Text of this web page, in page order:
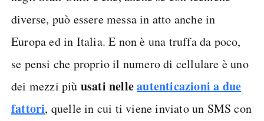
diverse, può essere messa in atto anche in
Europa ed in Italia. E non è una truffa da poco,
se pensi che proprio il numero di cellulare è uno
dei mezzi più usati nelleautenticazioni a due
fattori, quelle in cui ti viene inviato un SMS con